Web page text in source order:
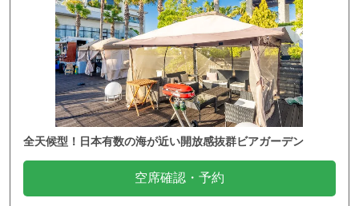
全天候型！日本有数の海が近い開放感抜群ビアガーデン
空席確認・予約